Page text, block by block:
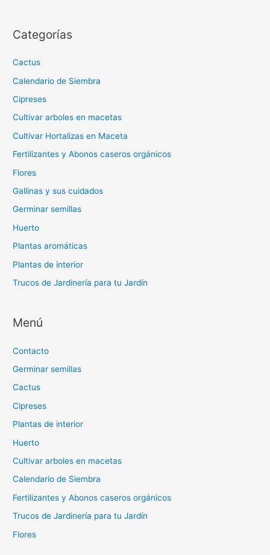
Categorías
Cactus
Calendario de Siembra
Cipreses
Cultivar arboles en macetas
Cultivar Hortalizas en Maceta
Fertilizantes y Abonos caseros orgánicos
Flores
Gallinas y sus cuidados
Germinar semillas
Huerto
Plantas aromáticas
Plantas de interior
Trucos de Jardinería para tu Jardín
Menú
Contacto
Germinar semillas
Cactus
Cipreses
Plantas de interior
Huerto
Cultivar arboles en macetas
Calendario de Siembra
Fertilizantes y Abonos caseros orgánicos
Trucos de Jardinería para tu Jardín
Flores